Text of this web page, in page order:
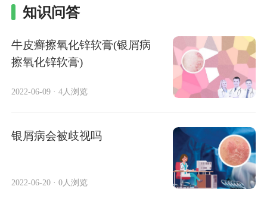
知识问答
牛皮癣擦氧化锌软膏(银屑病
擦氧化锌软膏)
2022-06-09 · 4人浏览
银屑病会被歧视吗
2022-06-20 · 0人浏览